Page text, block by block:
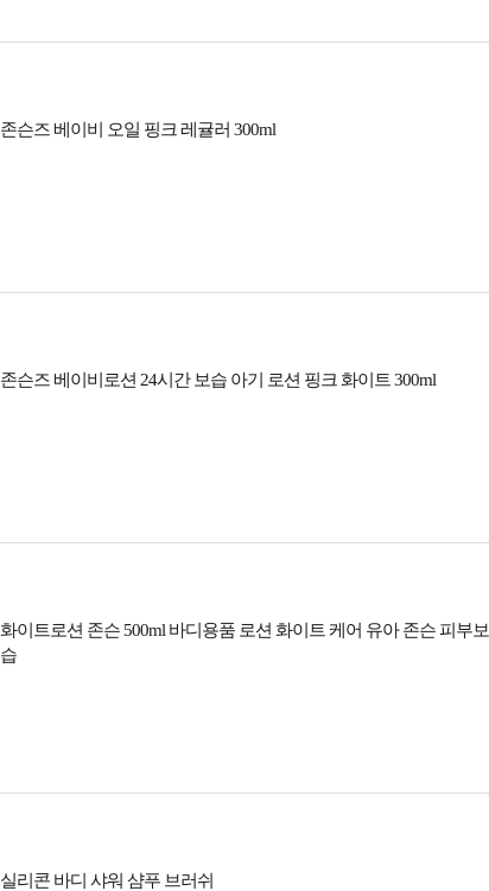
존슨즈 베이비 오일 핑크 레귤러 300ml
존슨즈 베이비로션 24시간 보습 아기 로션 핑크 화이트 300ml
화이트로션 존슨 500ml 바디용품 로션 화이트 케어 유아 존슨 피부보
습
실리콘 바디 샤워 샴푸 브러쉬